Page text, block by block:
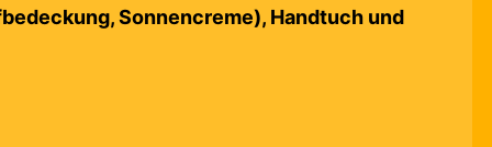
Sonnencreme), Handtuch und